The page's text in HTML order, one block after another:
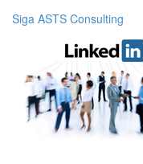
Siga ASTS Consulting